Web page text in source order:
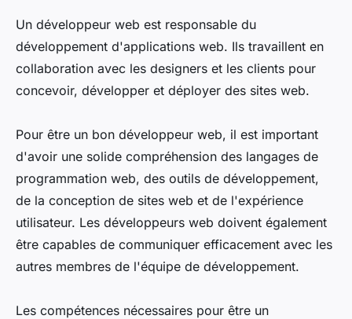
Un développeur web est responsable du
développement d'applications web. Ils travaillent en
collaboration avec les designers et les clients pour
concevoir, développer et déployer des sites web.
Pour être un bon développeur web, il est important
d'avoir une solide compréhension des langages de
programmation web, des outils de développement,
de la conception de sites web et de l'expérience
utilisateur. Les développeurs web doivent également
être capables de communiquer efficacement avec les
autres membres de l'équipe de développement.
Les compétences nécessaires pour être un